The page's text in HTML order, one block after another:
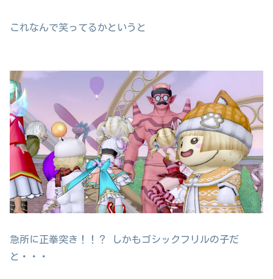
これなんで笑ってるかというと
急所に正拳突き！！？ しかもゴシックフリルの子だ
と・・・